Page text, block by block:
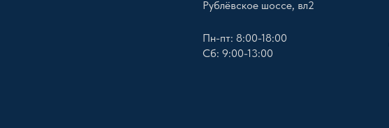
Рублёвское шоссе, вл2
Пн-пт: 8:00-18:00
Сб: 9:00-13:00